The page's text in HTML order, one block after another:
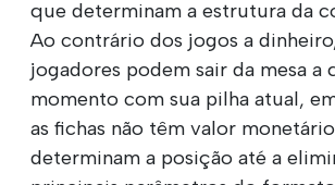
que determinam a estrutura da
Ao contrário dos jogos a
jogadores podem sair da mesa a
momento com sua pilha atual,
as fichas não têm valor
determinam a posição até a